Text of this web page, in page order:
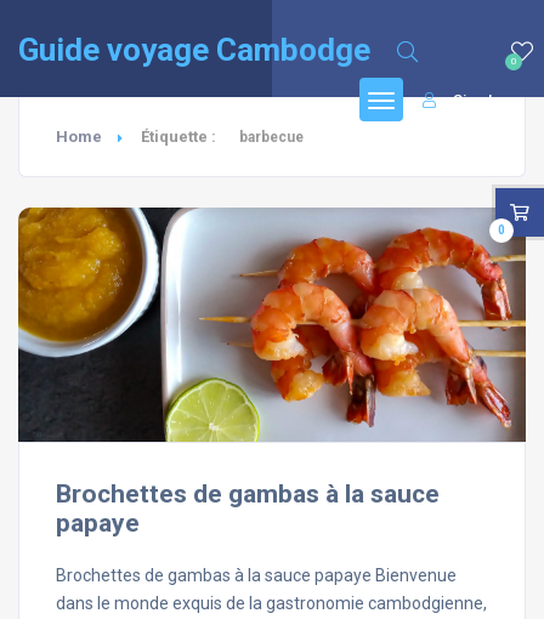
Guide voyage Cambodge 0
Sign In
Home
Étiquette : barbecue
Brochettes de gambas à la sauce
papaye
Brochettes de gambas à la sauce papaye Bienvenue
dans le monde exquis de la gastronomie cambodgienne,
0